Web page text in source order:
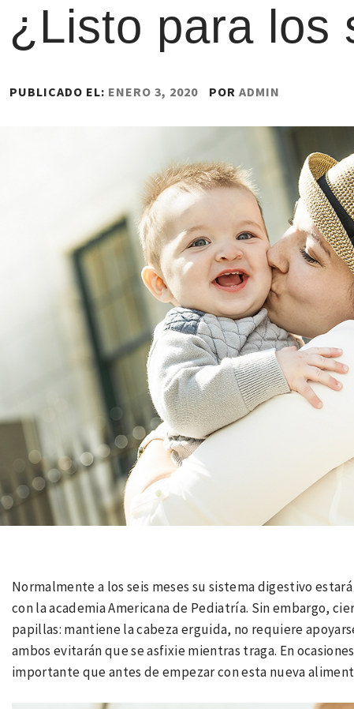
¿Listo para los
PUBLICADO EL: ENERO 3, 2020 POR ADMIN
Normalmente a los seis meses su sistema digestivo
con la academia Americana de Pediatría. Sin embargo,
papillas: mantiene la cabeza erguida, no requiere
ambos evitarán que se asfixie mientras traga. En
importante que antes de empezar con esta nueva